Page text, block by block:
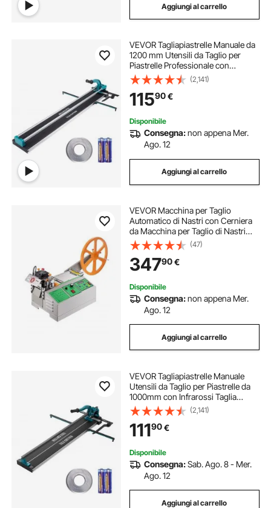
Aggiungi al carrello
VEVOR Tagliapiastrelle Manuale da
1200 mm Utensili da Taglio per
Piastrelle Professionale con
Infrarossi Taglia a Mano Mattonelle
Gres Ceramica Porcellanata
Spessore di Taglio 4-15 mm a
Doppia Rotaia
(2,141)
11590€
Disponibile
Consegna:non appena Mer.
Ago. 12
Aggiungi al carrello
VEVOR Macchina per Taglio
Automatico di Nastri con Cerniera
da Macchina per Taglio di Nastri
Caldi e Freddi con Temperatura
Regolabile e Schermo LCD, per
Nastri in Nylon, Lacci delle Scarpe
(47)
34790€
Disponibile
Consegna:non appena Mer.
Ago. 12
Aggiungi al carrello
VEVOR Tagliapiastrelle Manuale
Utensili da Taglio per Piastrelle da
1000mm con Infrarossi Taglia
Mattonelle a Mano Gres Ceramica
Porcellanata Spessore di Taglio 4-
15mm Larghezza di Taglio Minima
25mm
(2,141)
11190€
Disponibile
Consegna:Sab. Ago. 8 - Mer.
Ago. 12
Aggiungi al carrello